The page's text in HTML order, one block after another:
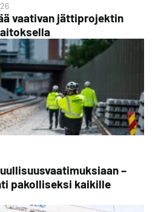
vaativan jättiprojektin
–
pakolliseksi kaikille